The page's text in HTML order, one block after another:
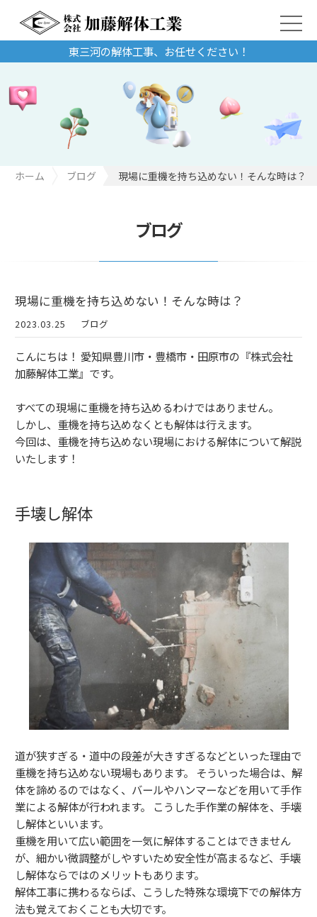
東三河の解体工事、お任せください！
ホーム ブログ 現場に重機を持ち込めない！そんな時は？
ブログ
現場に重機を持ち込めない！そんな時は？
2023.03.25 ブログ
こんにちは！ 愛知県豊川市・豊橋市・田原市の『株式会社
加藤解体工業』です。
すべての現場に重機を持ち込めるわけではありません。
しかし、重機を持ち込めなくとも解体は行えます。
今回は、重機を持ち込めない現場における解体について解説
いたします！
手壊し解体
道が狭すぎる・道中の段差が大きすぎるなどといった理由で
重機を持ち込めない現場もあります。 そういった場合は、解
体を諦めるのではなく、バールやハンマーなどを用いて手作
業による解体が行われます。 こうした手作業の解体を、手壊
し解体といいます。
重機を用いて広い範囲を一気に解体することはできません
が、細かい微調整がしやすいため安全性が高まるなど、手壊
し解体ならではのメリットもあります。
解体工事に携わるならば、こうした特殊な環境下での解体方
法も覚えておくことも大切です。